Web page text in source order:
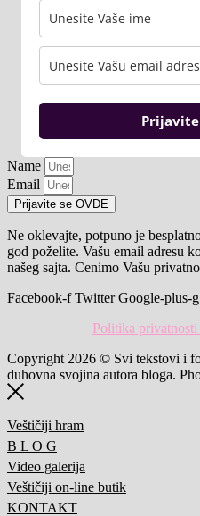
Prijavite
Name
Email
Prijavite se OVDE
Ne oklevajte, potpuno je
god poželite. Vašu email adresu
našeg sajta. Cenimo Vašu
Facebook-f Twitter Google-plus-g
Politika privatnosti
Copyright 2026 © Svi tekstovi i
duhovna svojina autora bloga.
Veštičiji hram
B L O G
Video galerija
Veštičiji on-line butik
KONTAKT